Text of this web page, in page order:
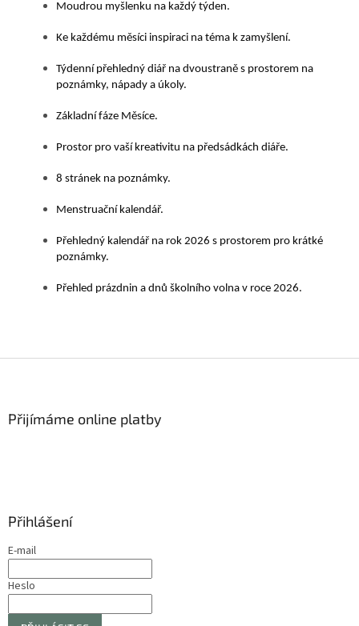
Moudrou myšlenku na každý týden.
Ke každému měsíci inspiraci na téma k zamyšlení.
Týdenní přehledný diář na dvoustraně s prostorem na
poznámky, nápady a úkoly.
Základní fáze Měsíce.
Prostor pro vaší kreativitu na předsádkách diáře.
8 stránek na poznámky.
Menstruační kalendář.
Přehledný kalendář na rok 2026 s prostorem pro krátké
poznámky.
Přehled prázdnin a dnů školního volna v roce 2026.
Přijímáme online platby
Přihlášení
E-mail
Heslo